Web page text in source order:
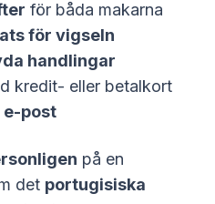
för båda makarna
för vigseln
handlingar
kredit- eller betalkort
e-post
på en
det portugisiska